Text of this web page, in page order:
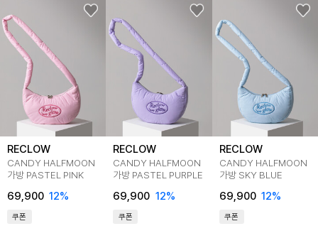
RECLOW
CANDY HALFMOON
가방 PASTEL PINK
69,900 12%
쿠폰
RECLOW
CANDY HALFMOON
가방 PASTEL PURPLE
69,900 12%
쿠폰
RECLOW
CANDY HALFMOON
가방 SKY BLUE
69,900 12%
쿠폰